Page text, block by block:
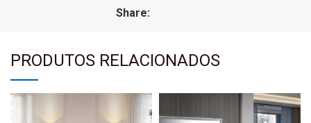
Share:
PRODUTOS RELACIONADOS